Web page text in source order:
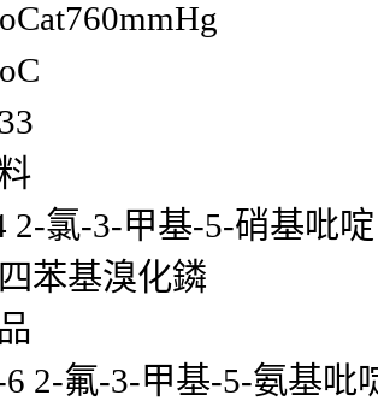
2-氯-3-甲基-5-硝基吡啶
苯基溴化鏻
6 2-氟-3-甲基-5-氨基吡